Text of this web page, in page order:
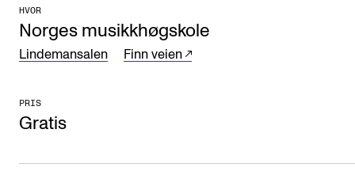
AKTUELT
Arrangementer og konserter
Ledige stillinger
INFO
HVOR
Norges musikkhøgskole
Lindemansalen Finn veien
PRIS
Gratis